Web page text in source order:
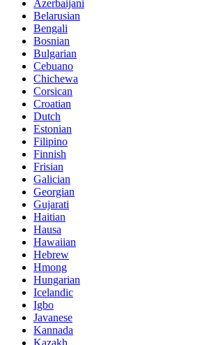
Azerbaijani
Belarusian
Bengali
Bosnian
Bulgarian
Cebuano
Chichewa
Corsican
Croatian
Dutch
Estonian
Filipino
Finnish
Frisian
Galician
Georgian
Gujarati
Haitian
Hausa
Hawaiian
Hebrew
Hmong
Hungarian
Icelandic
Igbo
Javanese
Kannada